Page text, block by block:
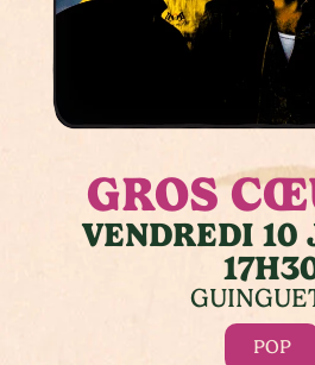
GROS
VENDREDI 10
POP